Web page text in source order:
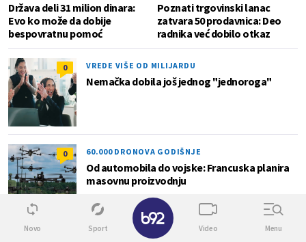
Država deli 31 milion dinara:
Evo ko može da dobije
bespovratnu pomoć
Poznati trgovinski lanac
zatvara 50 prodavnica: Deo
radnika već dobilo otkaz
0 VREDE VIŠE OD MILIJARDU
Nemačka dobila još jednog "jednoroga"
0 60.000 DRONOVA GODIŠNJE
Od automobila do vojske: Francuska planira
masovnu proizvodnju
Novo Sport Video Menu
✕